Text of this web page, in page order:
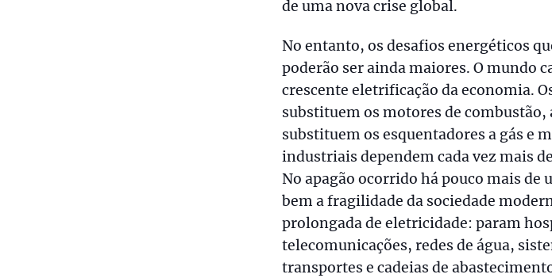
de uma nova crise global.
No entanto, os desafios energéticos
poderão ser ainda maiores. O mundo
crescente eletrificação da economia.
substituem os motores de combustão,
substituem os esquentadores a gás e
industriais dependem cada vez mais
No apagão ocorrido há pouco mais de
bem a fragilidade da sociedade
prolongada de eletricidade: param
telecomunicações, redes de água,
transportes e cadeias de